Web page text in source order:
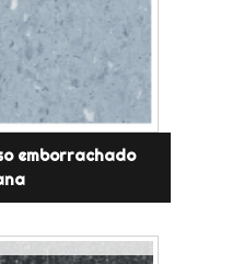
emborrachado